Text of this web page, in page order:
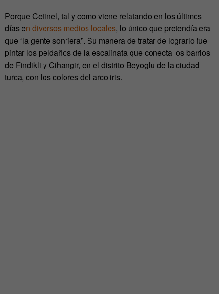
Porque Cetinel, tal y como viene relatando en los últimos
días en diversos medios locales, lo único que pretendía era
que “la gente sonriera”. Su manera de tratar de lograrlo fue
pintar los peldaños de la escalinata que conecta los barrios
de Findikli y Cihangir, en el distrito Beyoglu de la ciudad
turca, con los colores del arco iris.